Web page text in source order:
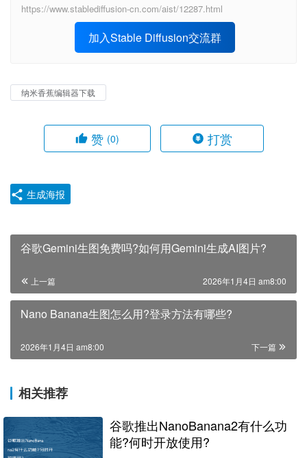
https://www.stablediffusion-cn.com/aist/12287.html
加入Stable Diffusion交流群
纳米香蕉编辑器下载
赞 (0) 打赏
生成海报
谷歌Gemini生图免费吗?如何用Gemini生成AI图片?
上一篇 2026年1月4日 am8:00
Nano Banana生图怎么用?登录方法有哪些?
下一篇
2026年1月4日 am8:00
相关推荐
谷歌推出NanoBanana2有什么功
能?何时开放使用?